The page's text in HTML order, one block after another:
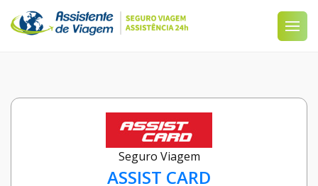
Seguro Viagem
ASSIST CARD